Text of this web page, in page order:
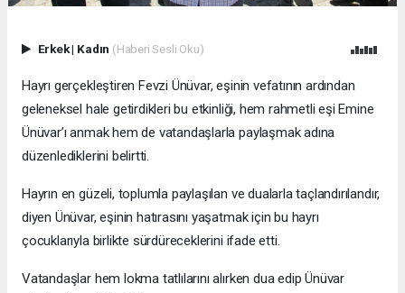
Erkek| Kadın (Haberi Sesli Oku)
Hayrı gerçekleştiren Fevzi Ünüvar, eşinin vefatının ardından
geleneksel hale getirdikleri bu etkinliği, hem rahmetli eşi Emine
Ünüvar’ı anmak hem de vatandaşlarla paylaşmak adına
düzenlediklerini belirtti.
Hayrın en güzeli, toplumla paylaşılan ve dualarla taçlandırılandır,
diyen Ünüvar, eşinin hatırasını yaşatmak için bu hayrı
çocuklarıyla birlikte sürdüreceklerini ifade etti.
Vatandaşlar hem lokma tatlılarını alırken dua edip Ünüvar